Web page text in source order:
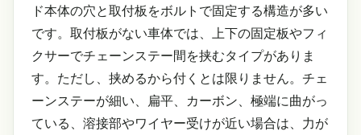
ド本体の穴と取付板をボルトで固定する構造が多い
です。取付板がない車体では、上下の固定板やフィ
クサーでチェーンステー間を挟むタイプがありま
す。ただし、挟めるから付くとは限りません。チェ
ーンステーが細い、扁平、カーボン、極端に曲がっ
ている、溶接部やワイヤー受けが近い場合は、力が